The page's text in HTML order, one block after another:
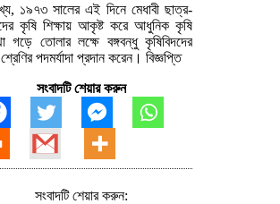
১৯৭৩ সালের এই দিনে মেধাবী ছাত্র-
কৃষি শিক্ষায় আকৃষ্ট করে আধুনিক কৃষি
গড়ে তোলার লক্ষে বঙ্গবন্ধু কৃষিবিদদের
পদমর্যাদা প্রদান করেন। বিজ্ঞপ্তি
সংবাদটি শেয়ার করুন
সংবাদটি শেয়ার করুন: